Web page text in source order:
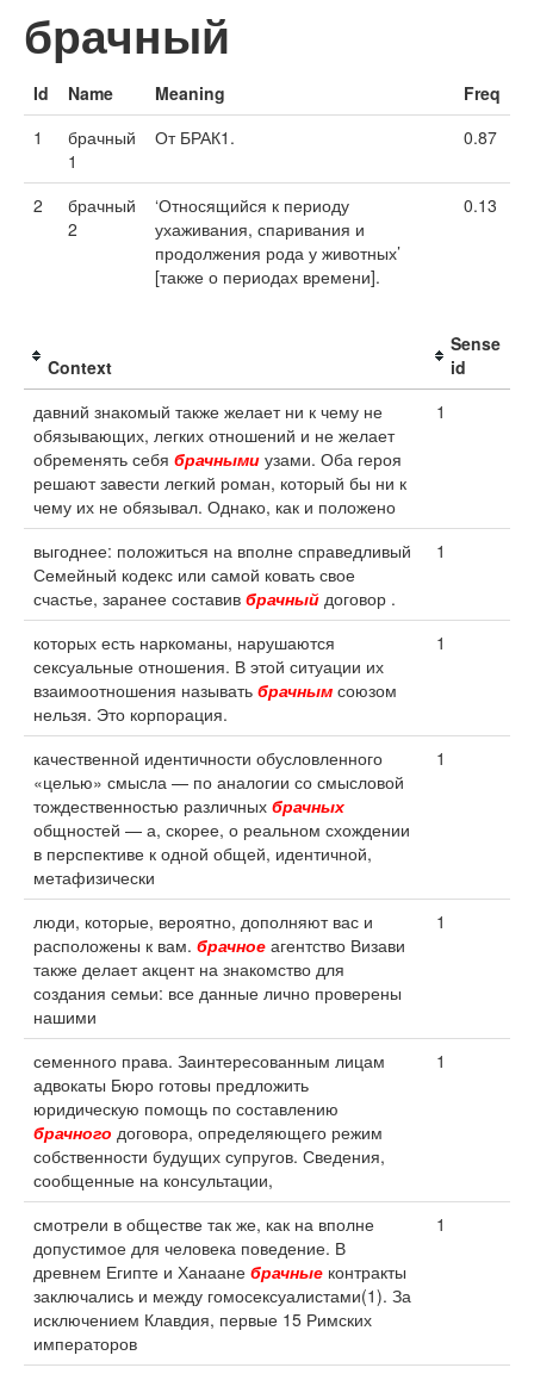
брачный
Id Name Meaning
Freq
1
брачный
1
От БРАК1. 0.87
2
брачный
2
‘Относящийся к периоду
ухаживания, спаривания и
продолжения рода у животных’
[также о периодах времени].
0.13
Context
Sense
id
давний знакомый также желает ни к чему не
обязывающих, легких отношений и не желает
обременять себя брачными узами. Оба героя
решают завести легкий роман, который бы ни к
чему их не обязывал. Однако, как и положено
1
выгоднее: положиться на вполне справедливый
Семейный кодекс или самой ковать свое
счастье, заранее составив брачный договор .
1
которых есть наркоманы, нарушаются
сексуальные отношения. В этой ситуации их
взаимоотношения называть брачным союзом
нельзя. Это корпорация.
1
качественной идентичности обусловленного
«целью» смысла — по аналогии со смысловой
тождественностью различных брачных
общностей — а, скорее, о реальном схождении
в перспективе к одной общей, идентичной,
метафизически
1
люди, которые, вероятно, дополняют вас и
расположены к вам. брачное агентство Визави
также делает акцент на знакомство для
создания семьи: все данные лично проверены
нашими
1
семенного права. Заинтересованным лицам
адвокаты Бюро готовы предложить
юридическую помощь по составлению
брачного договора, определяющего режим
собственности будущих супругов. Сведения,
сообщенные на консультации,
1
смотрели в обществе так же, как на вполне
допустимое для человека поведение. В
древнем Египте и Ханаане брачные контракты
заключались и между гомосексуалистами(1). За
исключением Клавдия, первые 15 Римских
императоров
1